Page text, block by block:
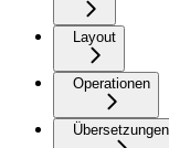
Layout
Operationen
Übersetzungen